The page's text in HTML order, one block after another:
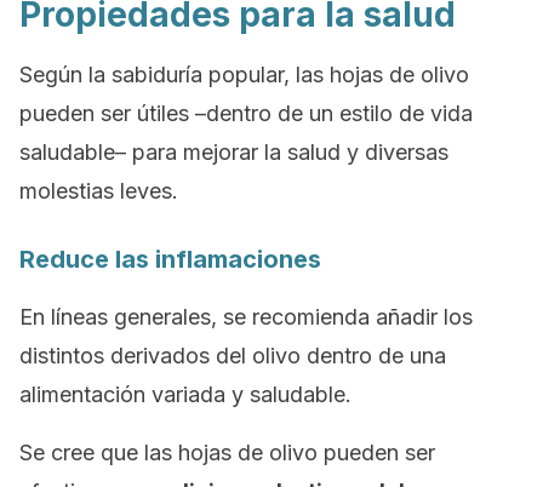
Propiedades para la salud
Según la sabiduría popular, las hojas de olivo
pueden ser útiles –dentro de un estilo de vida
saludable– para mejorar la salud y diversas
molestias leves.
Reduce las inflamaciones
En líneas generales, se recomienda añadir los
distintos derivados del olivo dentro de una
alimentación variada y saludable.
Se cree que las hojas de olivo pueden ser